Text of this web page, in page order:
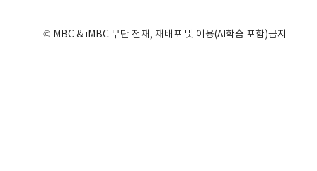
© MBC & iMBC 무단 전재, 재배포 및 이용(AI학습 포함)금지